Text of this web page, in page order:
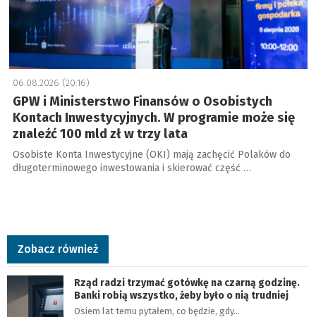
06.08.2026 (20:16)
GPW i Ministerstwo Finansów o Osobistych
Kontach Inwestycyjnych. W programie może się
znaleźć 100 mld zł w trzy lata
Osobiste Konta Inwestycyjne (OKI) mają zachęcić Polaków do
długoterminowego inwestowania i skierować część …
Zobacz również
Rząd radzi trzymać gotówkę na czarną godzinę.
Banki robią wszystko, żeby było o nią trudniej
Osiem lat temu pytałem, co będzie, gdy…